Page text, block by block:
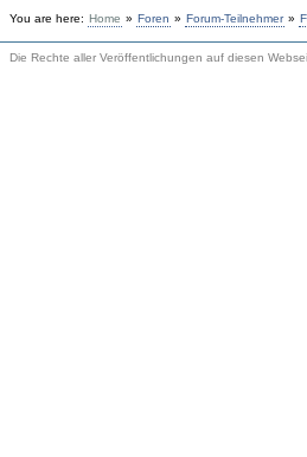
You are here: Home » Foren » Forum-Teilnehmer »
Die Rechte aller Veröffentlichungen auf diesen